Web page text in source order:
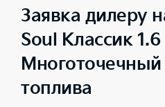
Заявка дилеру
Soul Классик 1.6
топлива